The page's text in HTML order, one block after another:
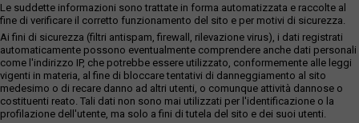
Le suddette informazioni sono trattate in forma automatizzata e raccolte al
fine di verificare il corretto funzionamento del sito e per motivi di sicurezza.
Ai fini di sicurezza (filtri antispam, firewall, rilevazione virus), i dati registrati
automaticamente possono eventualmente comprendere anche dati personali
come l'indirizzo IP, che potrebbe essere utilizzato, conformemente alle leggi
vigenti in materia, al fine di bloccare tentativi di danneggiamento al sito
medesimo o di recare danno ad altri utenti, o comunque attività dannose o
costituenti reato. Tali dati non sono mai utilizzati per l'identificazione o la
profilazione dell'utente, ma solo a fini di tutela del sito e dei suoi utenti.